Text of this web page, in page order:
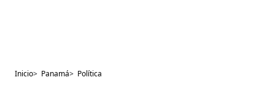
Inicio> Panamá> Política